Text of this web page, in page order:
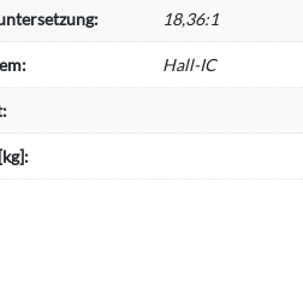
18,36:1
Hall-IC